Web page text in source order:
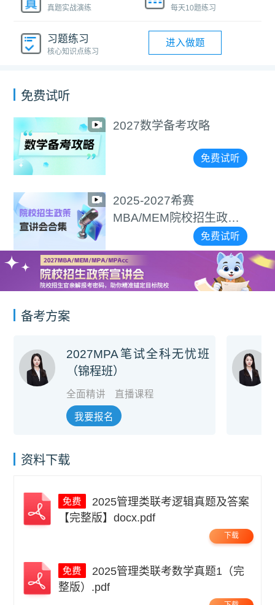
真题实战演练 每天10题练习
习题练习
核心知识点练习
进入做题
免费试听
2027数学备考攻略
免费试听
2025-2027希赛
MBA/MEM院校招生政策
免费试听
备考方案
2027MPA笔试全科无忧班
（锦程班）
全面精讲 直播课程
我要报名
资料下载
【完整版】docx.pdf
下载
整版）.pdf